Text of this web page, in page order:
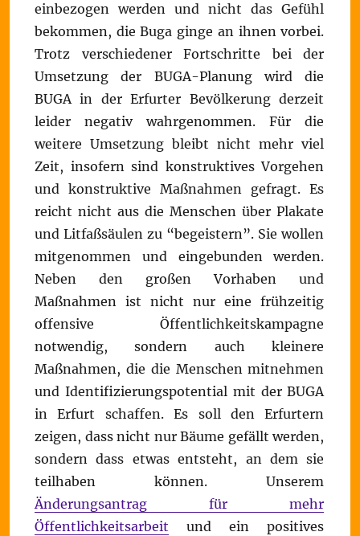
einbezogen werden und nicht das Gefühl
bekommen, die Buga ginge an ihnen vorbei.
Trotz verschiedener Fortschritte bei der
Umsetzung der BUGA-Planung wird die
BUGA in der Erfurter Bevölkerung derzeit
leider negativ wahrgenommen. Für die
weitere Umsetzung bleibt nicht mehr viel
Zeit, insofern sind konstruktives Vorgehen
und konstruktive Maßnahmen gefragt. Es
reicht nicht aus die Menschen über Plakate
und Litfaßsäulen zu “begeistern”. Sie wollen
mitgenommen und eingebunden werden.
Neben den großen Vorhaben und
Maßnahmen ist nicht nur eine frühzeitig
offensive Öffentlichkeitskampagne
notwendig, sondern auch kleinere
Maßnahmen, die die Menschen mitnehmen
und Identifizierungspotential mit der BUGA
in Erfurt schaffen. Es soll den Erfurtern
zeigen, dass nicht nur Bäume gefällt werden,
sondern dass etwas entsteht, an dem sie
teilhaben können. Unserem
Änderungsantrag für mehr
Öffentlichkeitsarbeit und ein positives